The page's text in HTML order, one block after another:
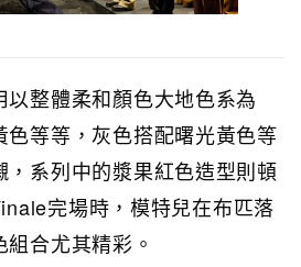
整體柔和顏色大地色系為
色等等，灰色搭配曙光黃色等
，系列中的漿果紅色造型則頓
完場時，模特兒在布匹落
合尤其精彩。